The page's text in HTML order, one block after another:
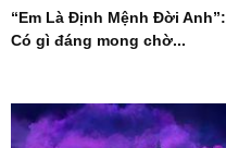
“Em Là Định Mệnh Đời Anh”:
Có gì đáng mong chờ...